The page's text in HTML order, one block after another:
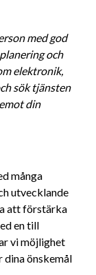
med god
och
elektronik,
sök tjänsten
din
många
utvecklande
att förstärka
en till
vi möjlighet
dina önskemål